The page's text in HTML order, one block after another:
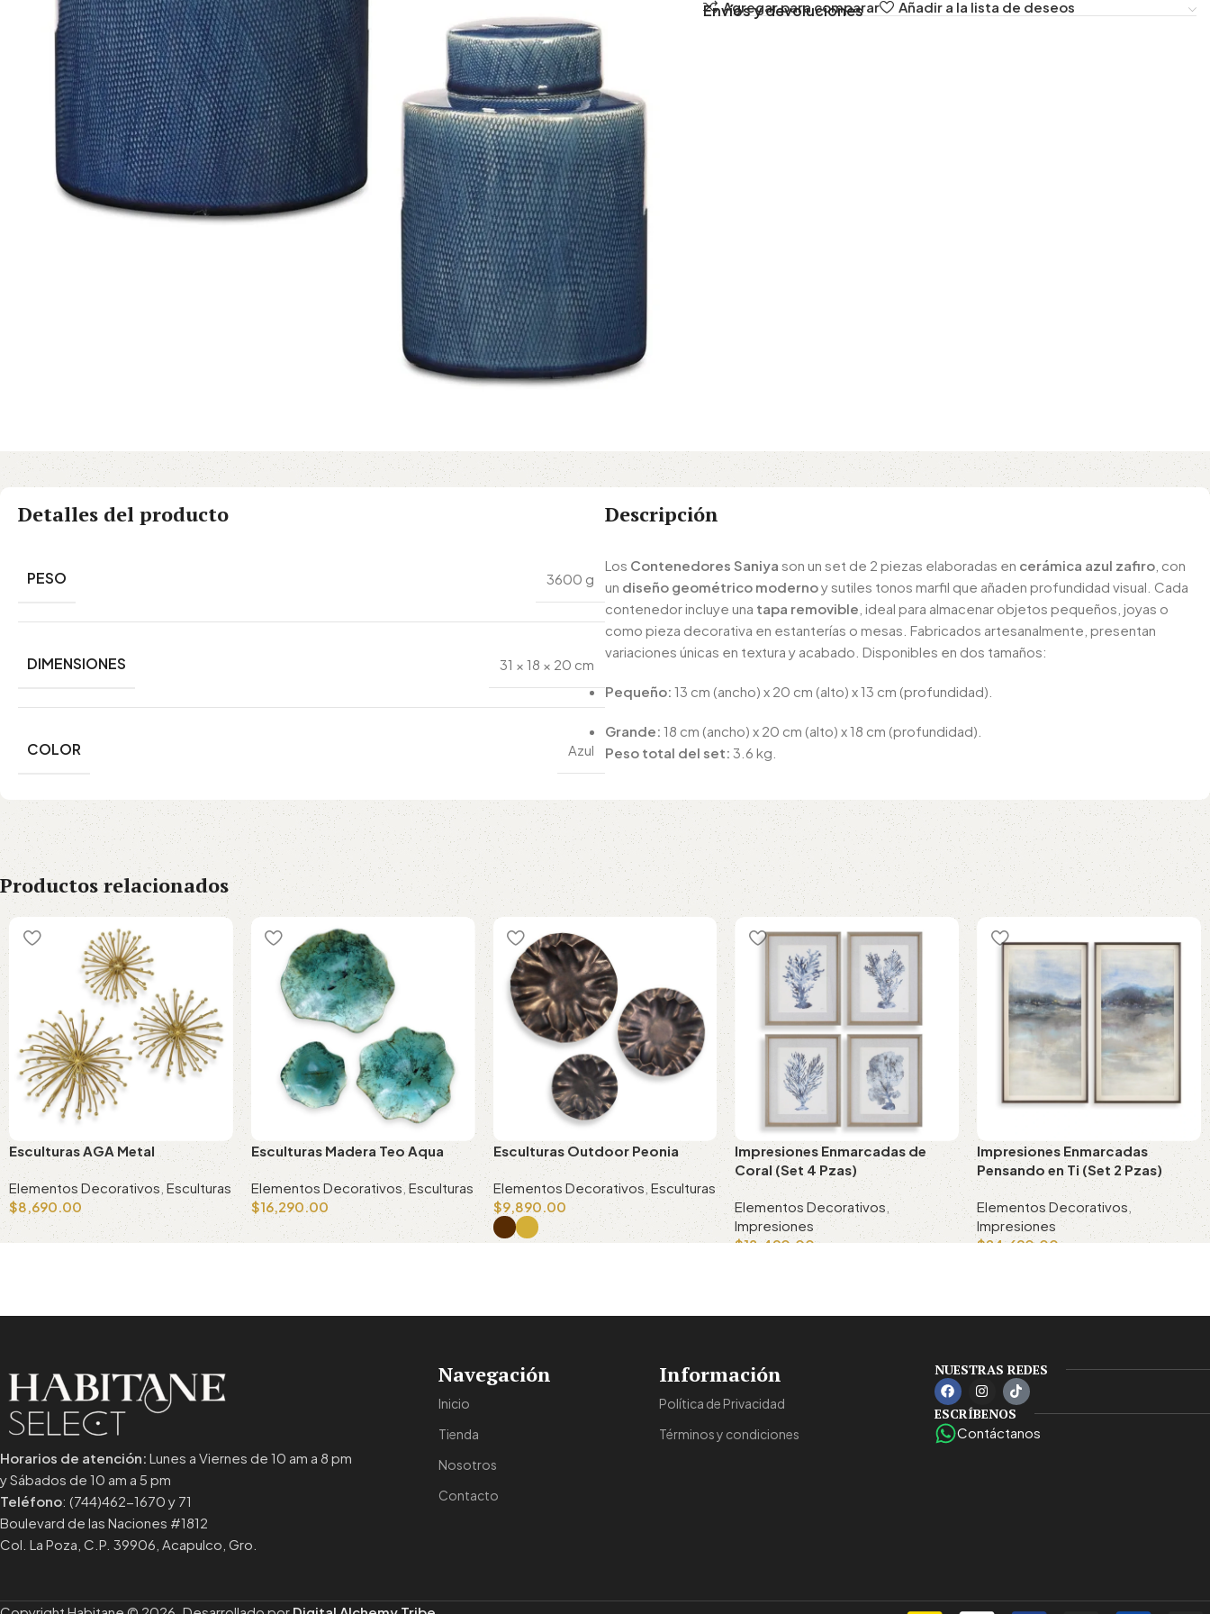
Agregar para comparar
Añadir a la lista de deseos
Envíos y devoluciones
Detalles del producto
PESO 3600 g
DIMENSIONES 31 × 18 × 20 cm
COLOR Azul
Descripción
Los Contenedores Saniya son un set de 2 piezas elaboradas en cerámica azul zafiro , con
un diseño geométrico modernoy sutiles tonos marfil que añaden profundidad visual. Cada
contenedor incluye una tapa removible , ideal para almacenar objetos pequeños, joyas o
como pieza decorativa en estanterías o mesas. Fabricados artesanalmente, presentan
variaciones únicas en textura y acabado. Disponibles en dos tamaños:
Pequeño: 13 cm (ancho) x 20 cm (alto) x 13 cm (profundidad).
Grande: 18 cm (ancho) x 20 cm (alto) x 18 cm (profundidad).
Peso total del set: 3.6 kg.
Productos relacionados
Esculturas AGA Metal
Elementos Decorativos ,Esculturas
$8,690.00
Añadir al carrito
Esculturas Madera Teo Aqua
Elementos Decorativos,Esculturas
$16,290.00
Añadir al carrito
Esculturas Outdoor Peonia
Elementos Decorativos, Esculturas
$9,890.00
Impresiones Enmarcadas de
Coral (Set 4 Pzas)
Elementos Decorativos
Impresiones
$18,490.00
Impresiones Enmarcadas
Pensando en Ti (Set 2 Pzas)
Elementos Decorativos,
Impresiones
$24,690.00
Horarios de atención: Lunes a Viernes de 10 am a 8 pm
y Sábados de 10 am a 5 pm
Teléfono: (744)462-1670 y 71
Boulevard de las Naciones #1812
Col. La Poza, C.P. 39906, Acapulco, Gro.
Navegación
Inicio
Tienda
Nosotros
Contacto
Información
Política de Privacidad
Términos y condiciones
NUESTRAS REDES
ESCRÍBENOS
Contáctanos